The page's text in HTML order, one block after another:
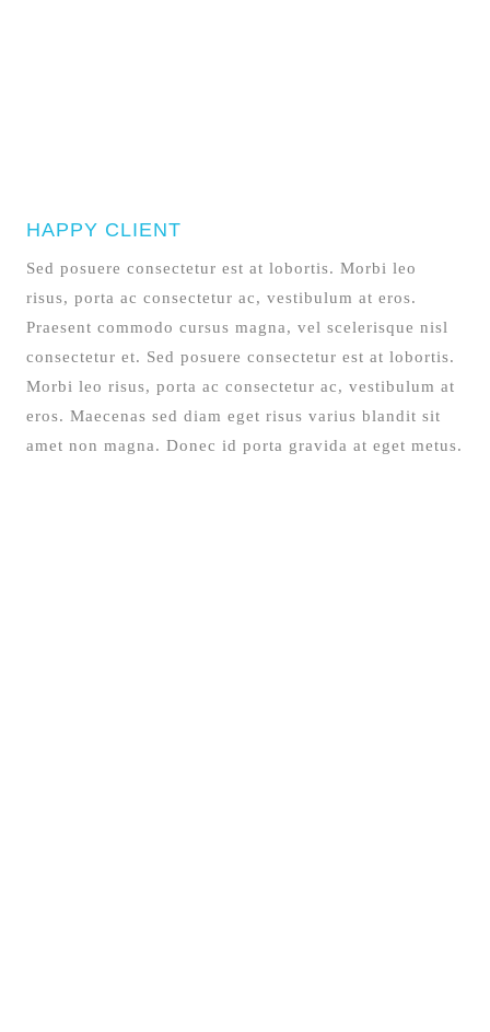
HAPPY CLIENT
Sed posuere consectetur est at lobortis. Morbi leo
risus, porta ac consectetur ac, vestibulum at eros.
Praesent commodo cursus magna, vel scelerisque nisl
consectetur et. Sed posuere consectetur est at lobortis.
Morbi leo risus, porta ac consectetur ac, vestibulum at
eros. Maecenas sed diam eget risus varius blandit sit
amet non magna. Donec id porta gravida at eget metus.